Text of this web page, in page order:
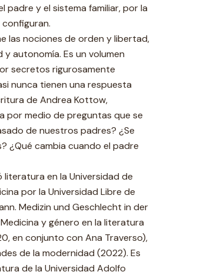
y el sistema familiar, por la
las nociones de orden y libertad,
autonomía. Es un volumen
secretos rigurosamente
nunca tienen una respuesta
de Andrea Kottow,
por medio de preguntas que se
de nuestros padres? ¿Se
¿Qué cambia cuando el padre
en la Universidad de
por la Universidad Libre de
Medizin und Geschlecht in der
y género en la literatura
en conjunto con Ana Traverso),
de la modernidad (2022). Es
de la Universidad Adolfo